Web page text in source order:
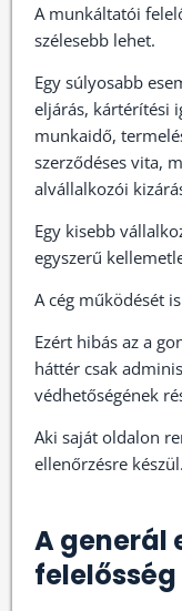
A munkáltatói
szélesebb lehet.
Egy súlyosabb
eljárás, kártérítési
munkaidő,
szerződéses vita,
alvállalkozói
Egy kisebb
egyszerű
A cég működését
Ezért hibás az a
háttér csak
védhetőségének
Aki saját oldalon
ellenőrzésre
A generál